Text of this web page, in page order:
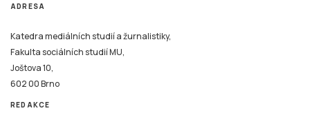
ADRESA
Katedra mediálních studií a žurnalistiky,
Fakulta sociálních studií MU,
Joštova 10,
602 00 Brno
REDAKCE